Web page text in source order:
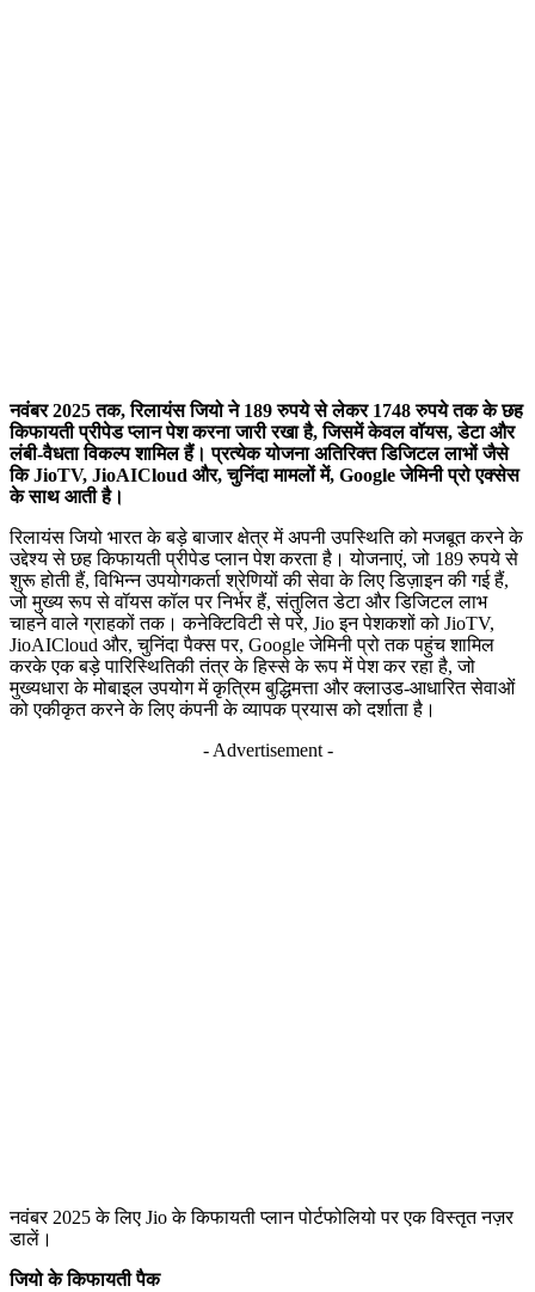
नवंबर 2025 तक, रिलायंस जियो ने 189 रुपये से लेकर 1748 रुपये तक के छह
किफायती प्रीपेड प्लान पेश करना जारी रखा है, जिसमें केवल वॉयस, डेटा और
लंबी-वैधता विकल्प शामिल हैं। प्रत्येक योजना अतिरिक्त डिजिटल लाभों जैसे
कि JioTV, JioAICloud और, चुनिंदा मामलों में, Google जेमिनी प्रो एक्सेस
के साथ आती है।
रिलायंस जियो भारत के बड़े बाजार क्षेत्र में अपनी उपस्थिति को मजबूत करने के
उद्देश्य से छह किफायती प्रीपेड प्लान पेश करता है। योजनाएं, जो 189 रुपये से
शुरू होती हैं, विभिन्न उपयोगकर्ता श्रेणियों की सेवा के लिए डिज़ाइन की गई हैं,
जो मुख्य रूप से वॉयस कॉल पर निर्भर हैं, संतुलित डेटा और डिजिटल लाभ
चाहने वाले ग्राहकों तक। कनेक्टिविटी से परे, Jio इन पेशकशों को JioTV,
JioAICloud और, चुनिंदा पैक्स पर, Google जेमिनी प्रो तक पहुंच शामिल
करके एक बड़े पारिस्थितिकी तंत्र के हिस्से के रूप में पेश कर रहा है, जो
मुख्यधारा के मोबाइल उपयोग में कृत्रिम बुद्धिमत्ता और क्लाउड-आधारित सेवाओं
को एकीकृत करने के लिए कंपनी के व्यापक प्रयास को दर्शाता है।
- Advertisement -
नवंबर 2025 के लिए Jio के किफायती प्लान पोर्टफोलियो पर एक विस्तृत नज़र
डालें।
जियो के किफायती पैक